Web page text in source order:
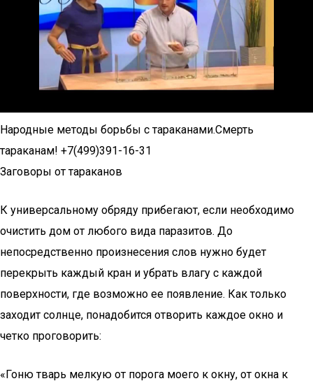
Народные методы борьбы с тараканами.Смерть
тараканам! +7(499)391-16-31
Заговоры от тараканов
К универсальному обряду прибегают, если необходимо
очистить дом от любого вида паразитов. До
непосредственно произнесения слов нужно будет
перекрыть каждый кран и убрать влагу с каждой
поверхности, где возможно ее появление. Как только
заходит солнце, понадобится отворить каждое окно и
четко проговорить:
«Гоню тварь мелкую от порога моего к окну, от окна к